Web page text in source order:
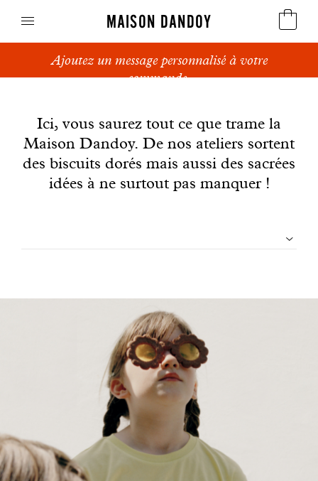
MAISON DANDOY
Speculoos
Pains sucrés
Gâteaux
Engagé avec bon sens
Manifesto
Dandoy Family
Boutiques
Ajoutez un message personnalisé à votre
commande.
Ici, vous saurez tout ce que trame la
Maison Dandoy. De nos ateliers sortent
des biscuits dorés mais aussi des sacrées
idées à ne surtout pas manquer !
articles